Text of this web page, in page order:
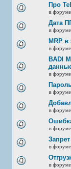
Про
в форуме
Дата
в форуме
MRP
в форуме
BADI
в форуме
в форуме
в форуме
в форуме
в форуме
в форуме